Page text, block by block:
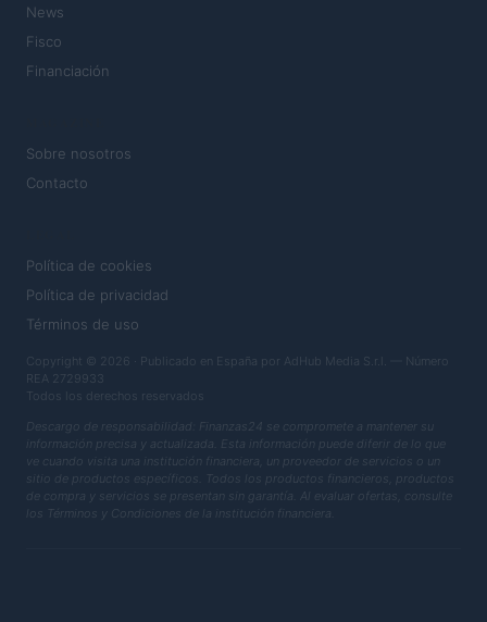
News
Fisco
Financiación
Sobre nosotros
Contacto
Política de cookies
Política de privacidad
Términos de uso
Copyright © 2026 · Publicado en España por AdHub Media S.r.l. — Número
REA 2729933
Todos los derechos reservados
Descargo de responsabilidad: Finanzas24 se compromete a mantener su
información precisa y actualizada. Esta información puede diferir de lo que
ve cuando visita una institución financiera, un proveedor de servicios o un
sitio de productos específicos. Todos los productos financieros, productos
de compra y servicios se presentan sin garantía. Al evaluar ofertas, consulte
los Términos y Condiciones de la institución financiera.